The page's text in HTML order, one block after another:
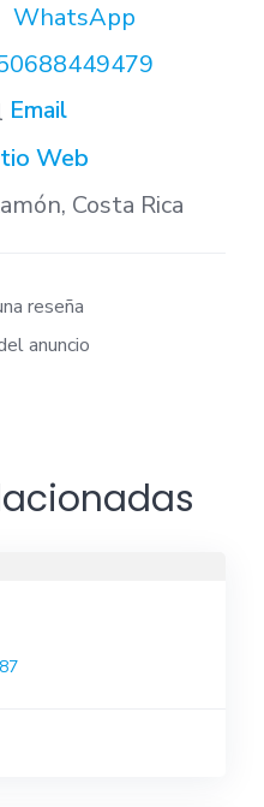
WhatsApp
Email
Web
Costa Rica
reseña
anuncio